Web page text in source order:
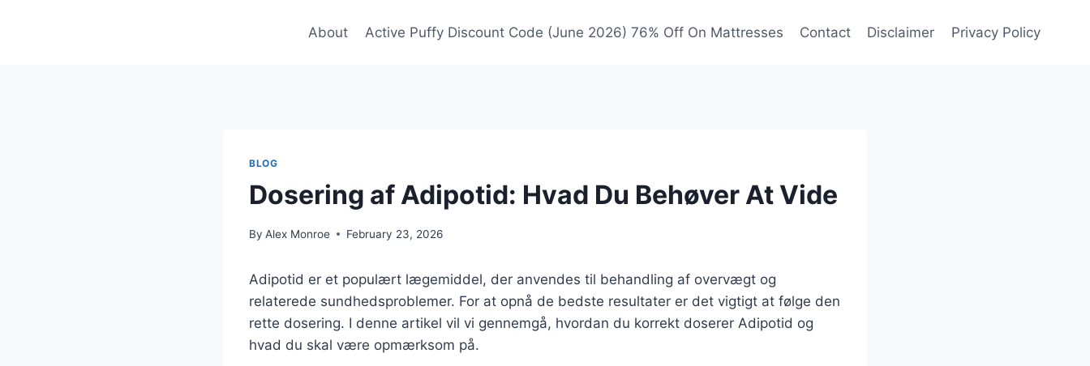
About Active Puffy Discount Code (June 2026) 76% Off On Mattresses Contact Disclaimer Privacy Policy
BLOG
Dosering af Adipotid: Hvad Du Behøver At Vide
By Alex Monroe February 23, 2026
Adipotid er et populært lægemiddel, der anvendes til behandling af overvægt og
relaterede sundhedsproblemer. For at opnå de bedste resultater er det vigtigt at følge den
rette dosering. I denne artikel vil vi gennemgå, hvordan du korrekt doserer Adipotid og
hvad du skal være opmærksom på.